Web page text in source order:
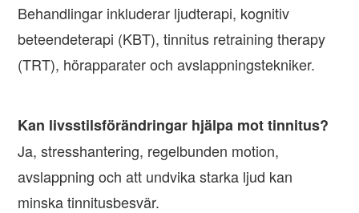
Behandlingar inkluderar ljudterapi, kognitiv
beteendeterapi (KBT), tinnitus retraining therapy
(TRT), hörapparater och avslappningstekniker.
Kan livsstilsförändringar hjälpa mot tinnitus?
Ja, stresshantering, regelbunden motion,
avslappning och att undvika starka ljud kan
minska tinnitusbesvär.